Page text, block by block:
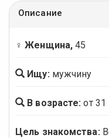
Описание
♀ Женщина, 45
Ищу: мужчину
В возрасте: от
Цель знакомства: